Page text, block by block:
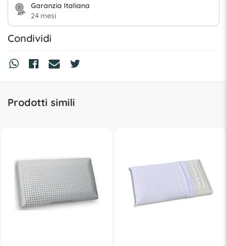
Garanzia Italiana
24 mesi
Condividi
Prodotti simili